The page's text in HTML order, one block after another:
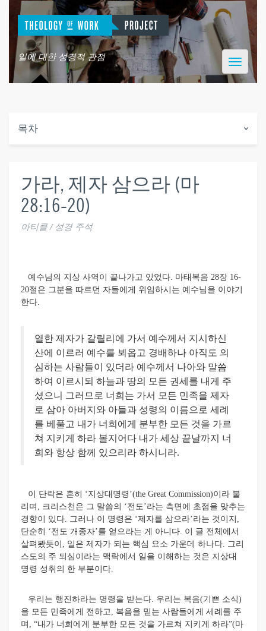
일에 대한 성경적 관점
Toggle
목차
가라, 제자 삼으라 (마
28:16-20)
아티클 / 성경 주석
예수님의 지상 사역이 끝나가고 있었다. 마태복음 28장 16-
20절은 그분을 따르던 자들에게 위임하시는 예수님을 이야기
한다.
열한 제자가 갈릴리에 가서 예수께서 지시하신
산에 이르러 예수를 뵈옵고 경배하나 아직도 의
심하는 사람들이 있더라 예수께서 나아와 말씀
하여 이르시되 하늘과 땅의 모든 권세를 내게 주
셨으니 그러므로 너희는 가서 모든 민족을 제자
로 삼아 아버지와 아들과 성령의 이름으로 세례
를 베풀고 내가 너희에게 분부한 모든 것을 가르
쳐 지키게 하라 볼지어다 내가 세상 끝날까지 너
희와 항상 함께 있으리라 하시니라.
이 단락은 흔히 ‘지상대명령’(the Great Commission)이라 불
리며, 크리스천은 그 말씀의 ‘전도’라는 측면에 초점을 맞추는
경향이 있다. 그러나 이 명령은 ‘제자를 삼으라’라는 것이지,
단순히 ‘전도 개종자’를 얻으라는 게 아니다. 이 글 전체에서
살펴봤듯이, 일은 제자가 되는 핵심 요소 가운데 하나다. 그리
스도의 주 되심이라는 맥락에서 일을 이해하는 것은 지상대
명령 성취의 한 부분이다.
우리는 행진하라는 명령을 받는다. 우리는 복음(기쁜 소식)
을 모든 민족에게 전하고, 복음을 믿는 사람들에게 세례를 주
며, “내가 너희에게 분부한 모든 것을 가르쳐 지키게 하라”(마